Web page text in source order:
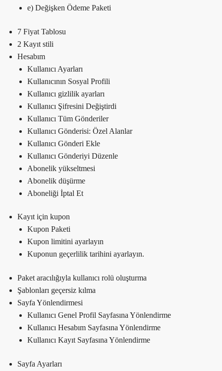
e) Değişken Ödeme Paketi
7 Fiyat Tablosu
2 Kayıt stili
Hesabım
Kullanıcı Ayarları
Kullanıcının Sosyal Profili
Kullanıcı gizlilik ayarları
Kullanıcı Şifresini Değiştirdi
Kullanıcı Tüm Gönderiler
Kullanıcı Gönderisi: Özel Alanlar
Kullanıcı Gönderi Ekle
Kullanıcı Gönderiyi Düzenle
Abonelik yükseltmesi
Abonelik düşürme
Aboneliği İptal Et
Kayıt için kupon
Kupon Paketi
Kupon limitini ayarlayın
Kuponun geçerlilik tarihini ayarlayın.
Paket aracılığıyla kullanıcı rolü oluşturma
Şablonları geçersiz kılma
Sayfa Yönlendirmesi
Kullanıcı Genel Profil Sayfasına Yönlendirme
Kullanıcı Hesabım Sayfasına Yönlendirme
Kullanıcı Kayıt Sayfasına Yönlendirme
Sayfa Ayarları